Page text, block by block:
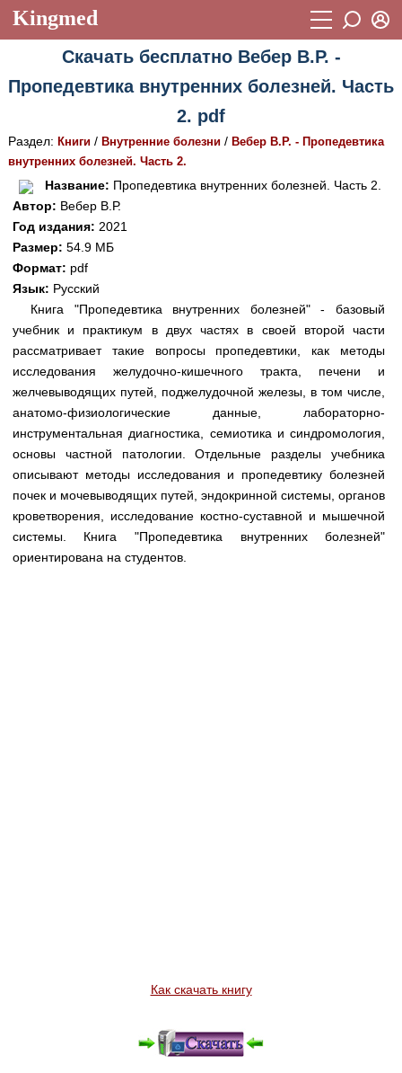
Kingmed
Учебный материал
Видеогалерея 899
Истории болезней 1268
Лекции и презентации
Аккредитационные тесты
Методические рекомендации
Научно-популярное
Статьи
Новости (244)
Медицинская стандартизация
Нормативы экстренной и неотложной помощи
Нормы лабораторных и инструментальных
исследований
Обратная связь
FAQ
Восстановить пароль
Регистрация
Скачать бесплатно Вебер В.Р. -
Пропедевтика внутренних болезней. Часть
2. pdf
Раздел: Книги/ Внутренние болезни/ Вебер В.Р. - Пропедевтика
внутренних болезней. Часть 2.
Название: Пропедевтика внутренних болезней. Часть 2.
Автор: Вебер В.Р.
Год издания: 2021
Размер: 54.9 МБ
Формат: pdf
Язык: Русский
Книга "Пропедевтика внутренних болезней" - базовый
учебник и практикум в двух частях в своей второй части
рассматривает такие вопросы пропедевтики, как методы
исследования желудочно-кишечного тракта, печени и
желчевыводящих путей, поджелудочной железы, в том числе,
анатомо-физиологические данные, лабораторно-
инструментальная диагностика, семиотика и синдромология,
основы частной патологии. Отдельные разделы учебника
описывают методы исследования и пропедевтику болезней
почек и мочевыводящих путей, эндокринной системы, органов
кроветворения, исследование костно-суставной и мышечной
системы. Книга "Пропедевтика внутренних болезней"
ориентирована на студентов.
Как скачать книгу